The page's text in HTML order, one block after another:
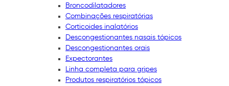
Broncodilatadores
Combinações respiratórias
Corticoides inalatórios
Descongestionantes nasais tópicos
Descongestionantes orais
Expectorantes
Linha completa para gripes
Produtos respiratórios tópicos